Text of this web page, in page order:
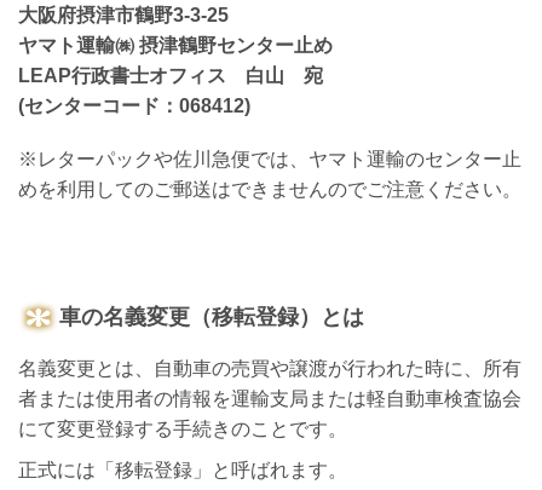
大阪府摂津市鶴野3-3-25
ヤマト運輸㈱ 摂津鶴野センター止め
LEAP行政書士オフィス 白山 宛
(センターコード：068412)
※レターパックや佐川急便では、ヤマト運輸のセンター止
めを利用してのご郵送はできませんのでご注意ください。
車の名義変更（移転登録）とは
名義変更とは、自動車の売買や譲渡が行われた時に、所有
者または使用者の情報を運輸支局または軽自動車検査協会
にて変更登録する手続きのことです。
正式には「移転登録」と呼ばれます。